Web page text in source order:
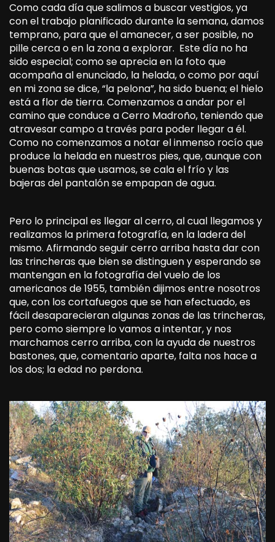
Como cada día que salimos a buscar vestigios, ya
con el trabajo planificado durante la semana, damos
temprano, para que el amanecer, a ser posible, no
pille cerca o en la zona a explorar. Este día no ha
sido especial; como se aprecia en la foto que
acompaña al enunciado, la helada, o como por aquí
en mi zona se dice, “la pelona”, ha sido buena; el hielo
está a flor de tierra. Comenzamos a andar por el
camino que conduce a Cerro Madroño, teniendo que
atravesar campo a través para poder llegar a él.
Como no comenzamos a notar el inmenso rocío que
produce la helada en nuestros pies, que, aunque con
buenas botas que usamos, se cala el frío y las
bajeras del pantalón se empapan de agua.
Pero lo principal es llegar al cerro, al cual llegamos y
realizamos la primera fotografía, en la ladera del
mismo. Afirmando seguir cerro arriba hasta dar con
las trincheras que bien se distinguen y esperando se
mantengan en la fotografía del vuelo de los
americanos de 1955, también dijimos entre nosotros
que, con los cortafuegos que se han efectuado, es
fácil desaparecieran algunas zonas de las trincheras,
pero como siempre lo vamos a intentar, y nos
marchamos cerro arriba, con la ayuda de nuestros
bastones, que, comentario aparte, falta nos hace a
los dos; la edad no perdona.